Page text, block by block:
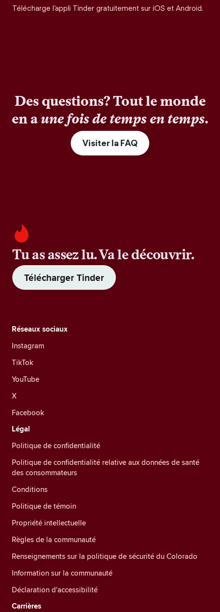
Télécharge l’appli Tinder gratuitement sur iOS et Android.
Des questions? Tout le monde
en aune fois de temps en temps.
Visiter la FAQ
Tu as assez lu. Va le découvrir.
Télécharger Tinder
Réseaux sociaux
Instagram
TikTok
YouTube
X
Facebook
Légal
Politique de confidentialité
Politique de confidentialité relative aux données de santé
des consommateurs
Conditions
Politique de témoin
Propriété intellectuelle
Règles de la communauté
Renseignements sur la politique de sécurité du Colorado
Information sur la communauté
Déclaration d'accessibilité
Carrières